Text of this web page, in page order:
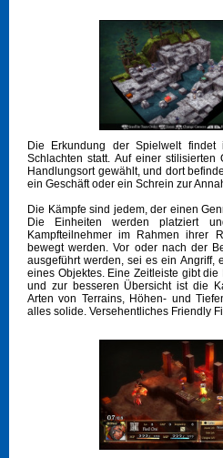
Die Erkundung der Spielwelt findet
Schlachten statt. Auf einer stilisierten
Handlungsort gewählt, und dort
ein Geschäft oder ein Schrein zur
Die Kämpfe sind jedem, der einen
Die Einheiten werden platziert
Kampfteilnehmer im Rahmen ihrer
bewegt werden. Vor oder nach der
ausgeführt werden, sei es ein Angriff,
eines Objektes. Eine Zeitleiste gibt
und zur besseren Übersicht ist die
Arten von Terrains, Höhen- und
alles solide. Versehentliches Friendly